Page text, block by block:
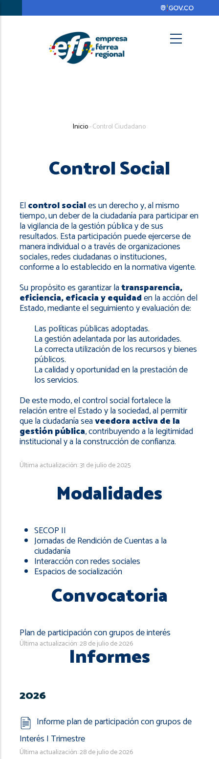
contenido
Sobrescribir
de
ayuda
la
navegación
Inicio-Control Ciudadano
Control Social
Elcontrol sociales un derecho y, al mismo
tiempo, un deber de la ciudadanía para participar en
la vigilancia de la gestión pública y de sus
resultados. Esta participación puede ejercerse de
manera individual o a través de organizaciones
sociales, redes ciudadanas o instituciones,
conforme a lo establecido en la normativa vigente.
Su propósito es garantizar latransparencia,
eficiencia, eficacia y equidaden la acción del
Estado, mediante el seguimiento y evaluación de:
Las políticas públicas adoptadas.
La gestión adelantada por las autoridades.
La correcta utilización de los recursos y bienes
públicos.
La calidad y oportunidad en la prestación de
los servicios.
De este modo, el control social fortalece la
relación entre el Estado y la sociedad, al permitir
que la ciudadanía seaveedora activa de la
gestión pública, contribuyendo a la legitimidad
institucional y a la construcción de confianza.
Última actualización: 31 de julio de 2025
Modalidades
SECOP II
Jornadas de Rendición de Cuentas a la
ciudadanía
Interacción con redes sociales
Espacios de socialización
Convocatoria
Plan de participación con grupos de interés
Última actualización: 28 de julio de 2026
Informes
2026
Informe plan de participación con grupos de
Interés I Trimestre
Última actualización: 28 de julio de 2026